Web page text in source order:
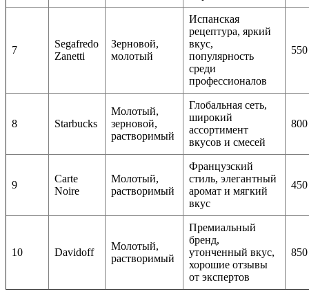
7
Segafredo
Zanetti
Зерновой,
молотый
Испанская
рецептура, яркий
вкус,
популярность
среди
профессионалов
8 Starbucks
Молотый,
зерновой,
растворимый
Глобальная сеть,
широкий
ассортимент
вкусов и смесей
9
Carte
Noire
Молотый,
растворимый
Французский
стиль, элегантный
аромат и мягкий
вкус
10 Davidoff
Молотый,
растворимый
Премиальный
бренд,
утонченный вкус,
хорошие отзывы
от экспертов